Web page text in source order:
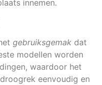
innemen.
gebruiksgemak dat
modellen worden
waardoor het
eenvoudig en